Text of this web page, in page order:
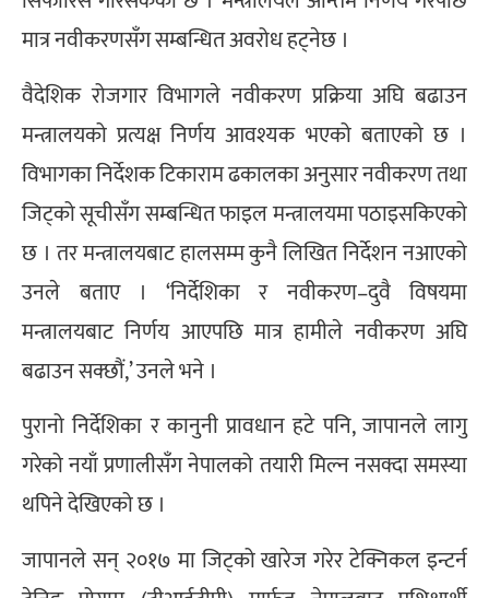
मात्र नवीकरणसँग सम्बन्धित अवरोध हट्नेछ ।
वैदेशिक रोजगार विभागले नवीकरण प्रक्रिया अघि बढाउन
मन्त्रालयको प्रत्यक्ष निर्णय आवश्यक भएको बताएको छ ।
विभागका निर्देशक टिकाराम ढकालका अनुसार नवीकरण तथा
जिट्को सूचीसँग सम्बन्धित फाइल मन्त्रालयमा पठाइसकिएको
छ । तर मन्त्रालयबाट हालसम्म कुनै लिखित निर्देशन नआएको
उनले बताए । ‘निर्देशिका र नवीकरण–दुवै विषयमा
मन्त्रालयबाट निर्णय आएपछि मात्र हामीले नवीकरण अघि
बढाउन सक्छौं,’ उनले भने ।
पुरानो निर्देशिका र कानुनी प्रावधान हटे पनि, जापानले लागु
गरेको नयाँ प्रणालीसँग नेपालको तयारी मिल्न नसक्दा समस्या
थपिने देखिएको छ ।
जापानले सन् २०१७ मा जिट्को खारेज गरेर टेक्निकल इन्टर्न